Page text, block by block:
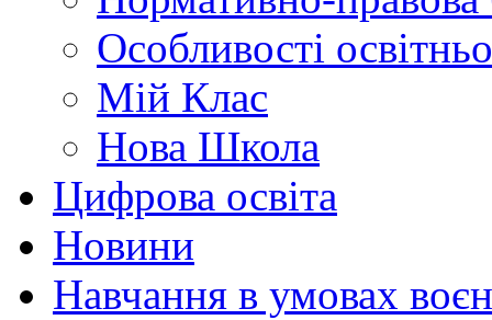
Особливості
Мій Клас
Нова Школа
Цифрова освіта
Новини
Навчання в умовах